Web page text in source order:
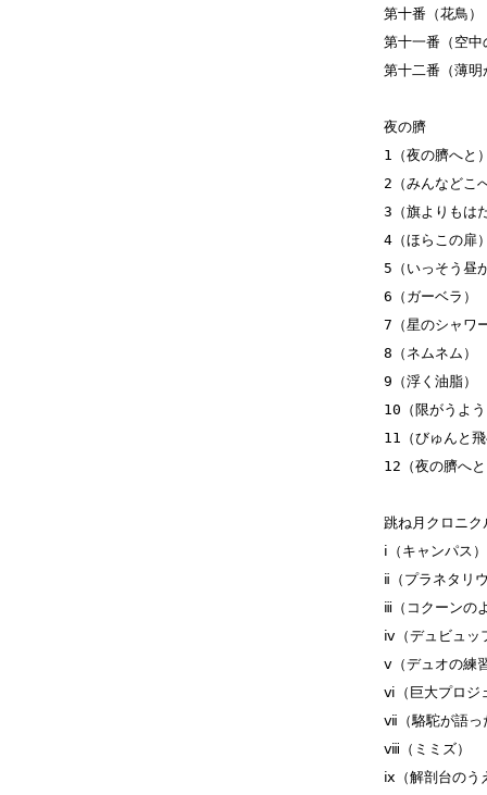
第十番（花鳥）
第十一番（空
第十二番（薄
夜の臍
1（夜の臍へと
2（みんなどこ
3（旗よりもは
4（ほらこの扉
5（いっそう昼
6（ガーベラ）
7（星のシャワ
8（ネムネム）
9（浮く油脂）
10（限がうよ
11（びゅんと
12（夜の臍へ
跳ね月クロニク
ⅰ（キャンパス）
ⅱ（プラネタリ
ⅲ（コクーンの
ⅳ（デュビュッ
ⅴ（デュオの練
ⅵ（巨大プロジ
ⅶ（駱駝が語っ
ⅷ（ミミズ）
ⅸ（解剖台のう